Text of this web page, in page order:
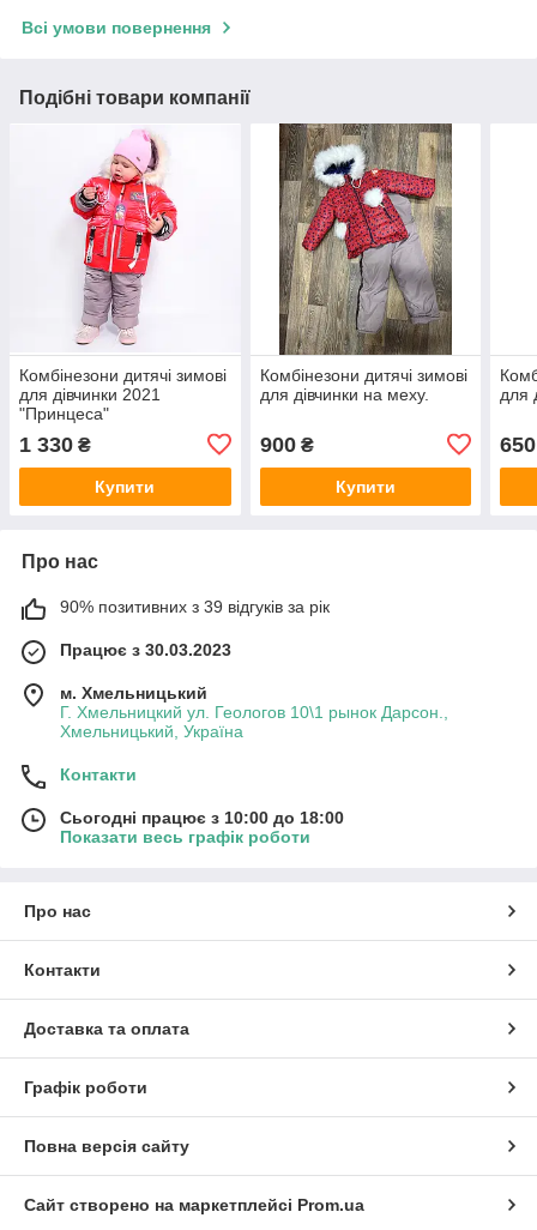
Всі умови повернення
Подібні товари компанії
Комбінезони дитячі зимові
для дівчинки 2021
"Принцеса"
1 330 ₴
Купити
Комбінезони дитячі зимові
для дівчинки на меху.
900₴
Купити
для
650
Про нас
90% позитивних з 39 відгуків за рік
Працює з 30.03.2023
м. Хмельницький
Г. Хмельницкий ул. Геологов 10\1 рынок Дарсон.,
Хмельницький, Україна
Контакти
Сьогодні працює з 10:00 до 18:00
Показати весь графік роботи
Про нас
Контакти
Доставка та оплата
Графік роботи
Повна версія сайту
Сайт створено на маркетплейсі Prom.ua